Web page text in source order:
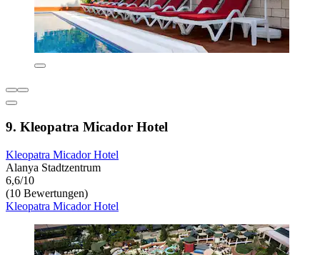
9. Kleopatra Micador Hotel
Kleopatra Micador Hotel
Alanya Stadtzentrum
6,6/10
(10 Bewertungen)
Kleopatra Micador Hotel